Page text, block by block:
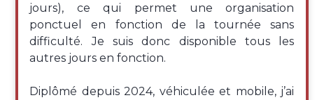
jours), ce qui permet une organisation
ponctuel en fonction de la tournée sans
difficulté. Je suis donc disponible tous les
autres jours en fonction.
Diplômé depuis 2024, véhiculée et mobile, j’ai